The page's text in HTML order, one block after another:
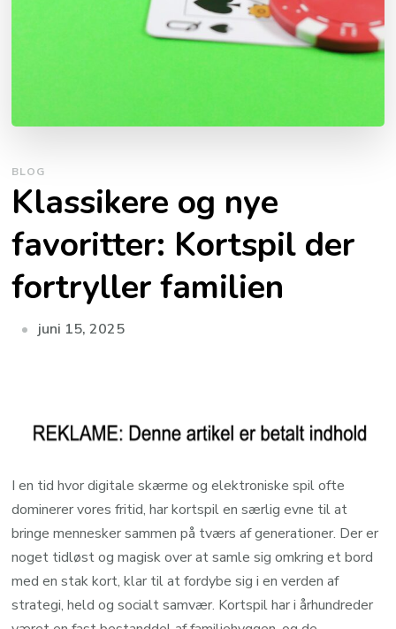
BLOG
Klassikere og nye
favoritter: Kortspil der
fortryller familien
juni 15, 2025
I en tid hvor digitale skærme og elektroniske spil ofte
dominerer vores fritid, har kortspil en særlig evne til at
bringe mennesker sammen på tværs af generationer. Der er
noget tidløst og magisk over at samle sig omkring et bord
med en stak kort, klar til at fordybe sig i en verden af
strategi, held og socialt samvær. Kortspil har i århundreder